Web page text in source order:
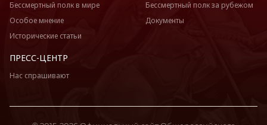
Бессмертный полк в мире
Особое мнение
Исторические статьи
Бессмертный полк за рубежом
Документы
ПРЕСС-ЦЕНТР
Нас спрашивают